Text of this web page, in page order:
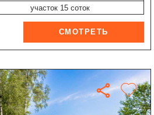
участок 15 соток